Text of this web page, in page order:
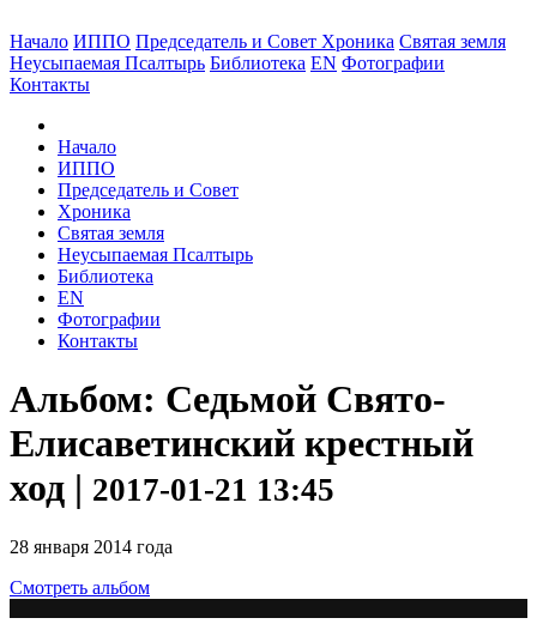
Начало ИППО Председатель и Совет Хроника Святая земля
Неусыпаемая Псалтырь Библиотека EN Фотографии
Контакты
Начало
ИППО
Председатель и Совет
Хроника
Святая земля
Неусыпаемая Псалтырь
Библиотека
EN
Фотографии
Контакты
Альбом: Седьмой Свято-
Елисаветинский крестный
ход | 2017-01-21 13:45
28 января 2014 года
Смотреть альбом